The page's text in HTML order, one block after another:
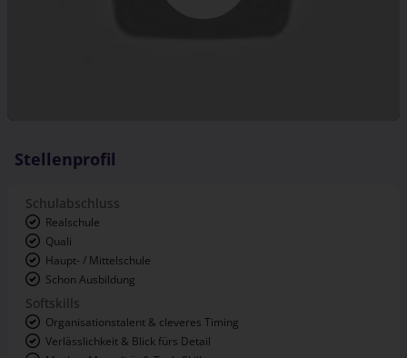
Stellenprofil
Schulabschluss
Realschule
Quali
Haupt- / Mittelschule
Schon Ausbildung
Softskills
Organisationstalent & cleveres Timing
Verlässlichkeit & Blick fürs Detail